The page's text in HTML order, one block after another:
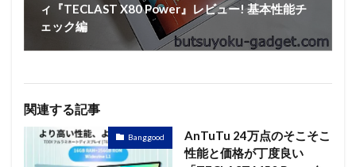
ィ『TECLAST X80 Power』レビュー! 基本性能チ
ェック編
関連する記事
Banggood
AnTuTu 24万点のそこそこ
性能と価格が丁度良い